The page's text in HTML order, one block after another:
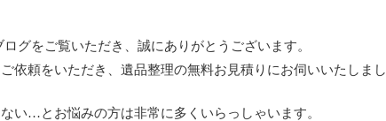
グをご覧いただき、誠にありがとうございます。
依頼をいただき、遺品整理の無料お見積りにお伺いいたしま
い…とお悩みの方は非常に多くいらっしゃいます。